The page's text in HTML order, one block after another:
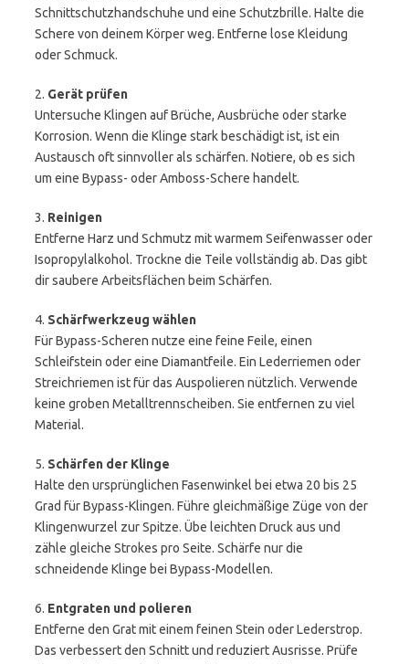
Schnittschutzhandschuhe und eine Schutzbrille. Halte die
Schere von deinem Körper weg. Entferne lose Kleidung
oder Schmuck.
2. Gerät prüfen
Untersuche Klingen auf Brüche, Ausbrüche oder starke
Korrosion. Wenn die Klinge stark beschädigt ist, ist ein
Austausch oft sinnvoller als schärfen. Notiere, ob es sich
um eine Bypass- oder Amboss-Schere handelt.
3. Reinigen
Entferne Harz und Schmutz mit warmem Seifenwasser oder
Isopropylalkohol. Trockne die Teile vollständig ab. Das gibt
dir saubere Arbeitsflächen beim Schärfen.
4. Schärfwerkzeug wählen
Für Bypass-Scheren nutze eine feine Feile, einen
Schleifstein oder eine Diamantfeile. Ein Lederriemen oder
Streichriemen ist für das Auspolieren nützlich. Verwende
keine groben Metalltrennscheiben. Sie entfernen zu viel
Material.
5. Schärfen der Klinge
Halte den ursprünglichen Fasenwinkel bei etwa 20 bis 25
Grad für Bypass-Klingen. Führe gleichmäßige Züge von der
Klingenwurzel zur Spitze. Übe leichten Druck aus und
zähle gleiche Strokes pro Seite. Schärfe nur die
schneidende Klinge bei Bypass-Modellen.
6. Entgraten und polieren
Entferne den Grat mit einem feinen Stein oder Lederstrop.
Das verbessert den Schnitt und reduziert Ausrisse. Prüfe